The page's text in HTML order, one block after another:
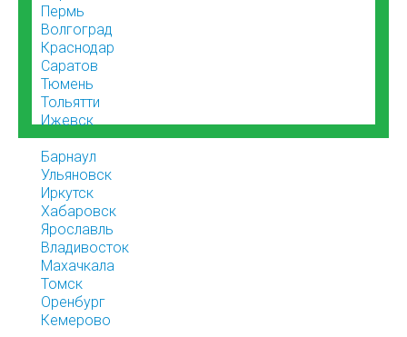
Пермь
Волгоград
Краснодар
Саратов
Тюмень
Тольятти
Ижевск
Барнаул
Ульяновск
Иркутск
Хабаровск
Ярославль
Владивосток
Махачкала
Томск
Оренбург
Кемерово